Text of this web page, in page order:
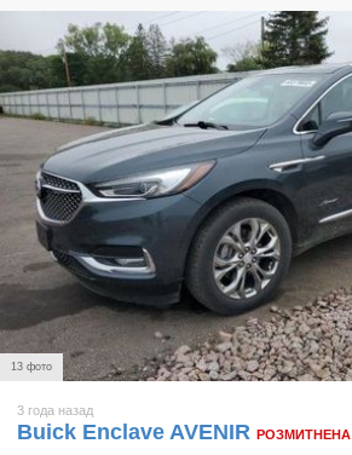
13 фото
3 года назад
Buick Enclave AVENIR РОЗМИТНЕНА